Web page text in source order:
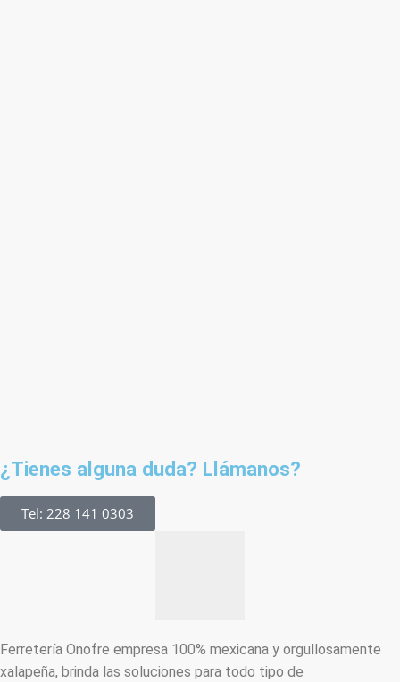
¿Tienes alguna duda? Llámanos?
Tel: 228 141 0303
Ferretería Onofre empresa 100% mexicana y orgullosamente
xalapeña, brinda las soluciones para todo tipo de